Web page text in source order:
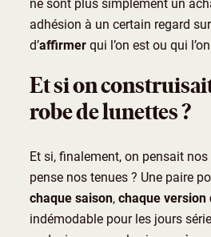
ne sont plus simplement un
adhésion à un certain regard
d’affirmerqui l’on est ou qui
Et si on
robe de lunettes ?
Et si, finalement, on pensait
pense nos tenues ? Une paire
chaque saison, chaque version
indémodable pour les jours